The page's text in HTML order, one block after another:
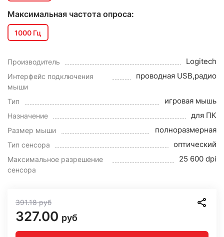
Максимальная частота опроса:
1000 Гц
Производитель Logitech
Интерфейс подключения
мыши
проводная USB,радио
Тип игровая мышь
Назначение для ПК
Размер мыши полноразмерная
Тип сенсора оптический
Максимальное разрешение
сенсора
25 600 dpi
391.18руб
327.00 руб